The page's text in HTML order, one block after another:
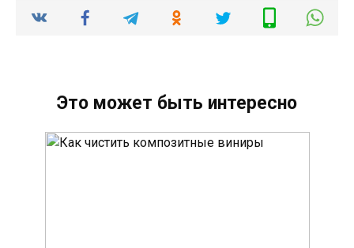
Это может быть интересно